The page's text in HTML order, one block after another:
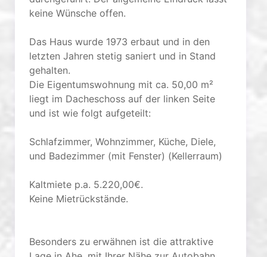
keine Wünsche offen.
Das Haus wurde 1973 erbaut und in den
letzten Jahren stetig saniert und in Stand
gehalten.
Die Eigentumswohnung mit ca. 50,00 m²
liegt im Dacheschoss auf der linken Seite
und ist wie folgt aufgeteilt:
Schlafzimmer, Wohnzimmer, Küche, Diele,
und Badezimmer (mit Fenster) (Kellerraum)
Kaltmiete p.a. 5.220,00€.
Keine Mietrückstände.
Besonders zu erwähnen ist die attraktive